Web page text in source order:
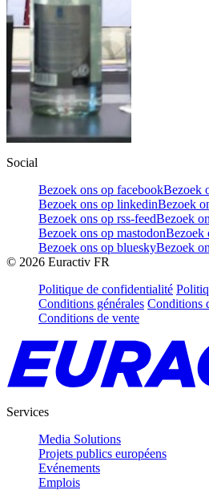
Social
Bezoek ons op facebookBezoek
Bezoek ons op linkedinBezoek
Bezoek ons op rss-feedBezoek
Bezoek ons op mastodonBezoek
Bezoek ons op blueskyBezoek
© 2026 Euractiv FR
Politique de confidentialité
Conditions générales Conditions
Conditions de vente
Services
Media Solutions
Projets publics européens
Evénements
Emplois